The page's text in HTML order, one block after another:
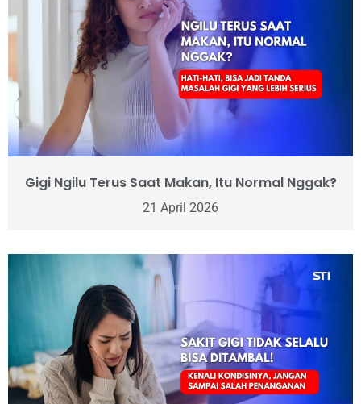
Gigi Ngilu Terus Saat Makan, Itu Normal Nggak?
21 April 2026